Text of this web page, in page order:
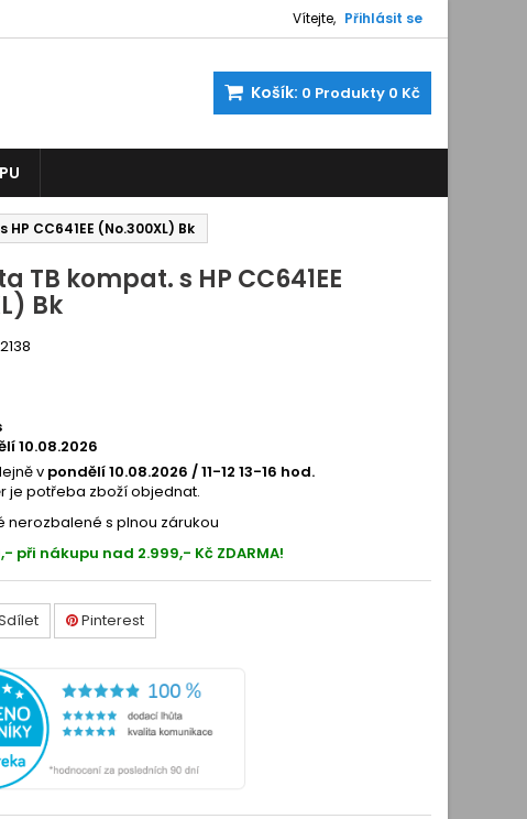
Vítejte, Přihlásit se
Košík: 0 Produkty 0 Kč
CC641EE (No.300XL) Bk
TB kompat. s HP CC641EE
Bk
10.08.2026
v pondělí 10.08.2026 / 11-12 13-16 hod.
je potřeba zboží objednat.
nerozbalené s plnou zárukou
při nákupu nad 2.999,- Kč ZDARMA!
Pinterest